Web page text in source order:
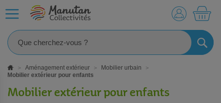
Aménagement extérieur
Mobilier urbain
Mobilier extérieur pour enfants
Mobilier extérieur pour enfants